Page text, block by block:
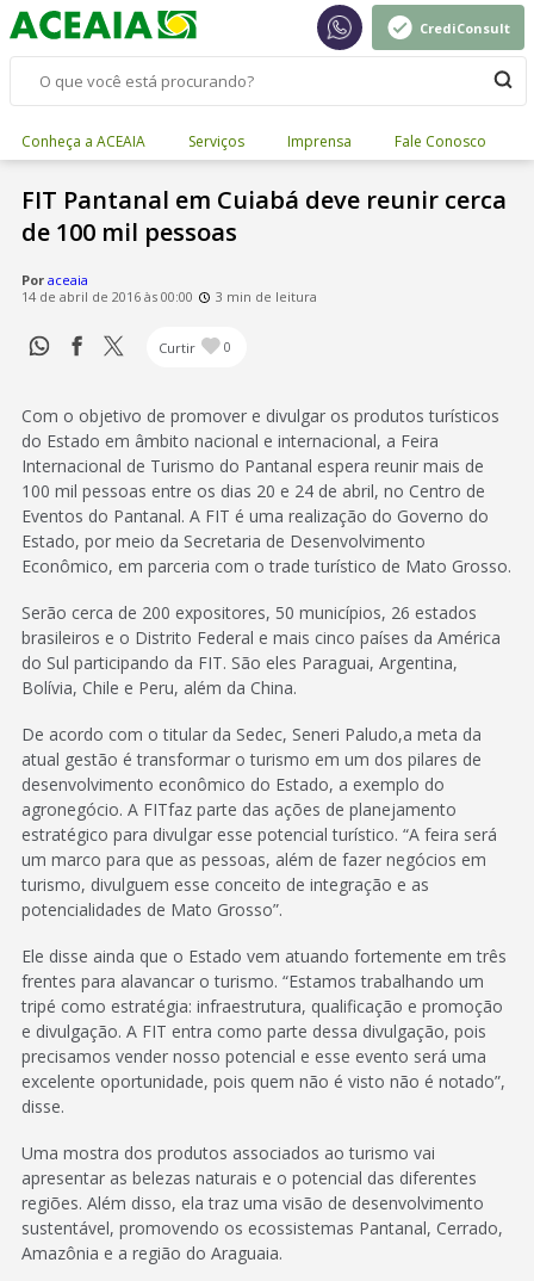
CrediConsult
Conheça a ACEAIA Serviços Imprensa Fale Conosco
FIT Pantanal em Cuiabá deve reunir cerca
de 100 mil pessoas
Por aceaia
14 de abril de 2016 às 00:00
3 min de leitura
Curtir 0
Com o objetivo de promover e divulgar os produtos turísticos
do Estado em âmbito nacional e internacional, a Feira
Internacional de Turismo do Pantanal espera reunir mais de
100 mil pessoas entre os dias 20 e 24 de abril, no Centro de
Eventos do Pantanal. A FIT é uma realização do Governo do
Estado, por meio da Secretaria de Desenvolvimento
Econômico, em parceria com o trade turístico de Mato Grosso.
Serão cerca de 200 expositores, 50 municípios, 26 estados
brasileiros e o Distrito Federal e mais cinco países da América
do Sul participando da FIT. São eles Paraguai, Argentina,
Bolívia, Chile e Peru, além da China.
De acordo com o titular da Sedec, Seneri Paludo,a meta da
atual gestão é transformar o turismo em um dos pilares de
desenvolvimento econômico do Estado, a exemplo do
agronegócio. A FITfaz parte das ações de planejamento
estratégico para divulgar esse potencial turístico. “A feira será
um marco para que as pessoas, além de fazer negócios em
turismo, divulguem esse conceito de integração e as
potencialidades de Mato Grosso”.
Ele disse ainda que o Estado vem atuando fortemente em três
frentes para alavancar o turismo. “Estamos trabalhando um
tripé como estratégia: infraestrutura, qualificação e promoção
e divulgação. A FIT entra como parte dessa divulgação, pois
precisamos vender nosso potencial e esse evento será uma
excelente oportunidade, pois quem não é visto não é notado”,
disse.
Uma mostra dos produtos associados ao turismo vai
apresentar as belezas naturais e o potencial das diferentes
regiões. Além disso, ela traz uma visão de desenvolvimento
sustentável, promovendo os ecossistemas Pantanal, Cerrado,
Amazônia e a região do Araguaia.